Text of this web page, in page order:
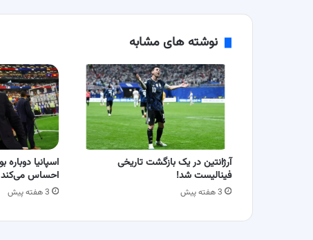
نوشته های مشابه
آرژانتین در یک بازگشت تاریخی
فینالیست شد!
3 هفته پیش
احساس می‌کند
3 هفته پیش